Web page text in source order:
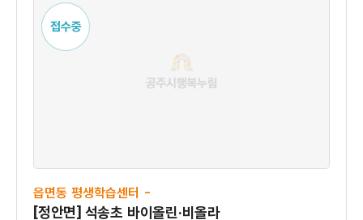
접수중
읍면동 평생학습센터 -
[정안면] 석송초 바이올린·비올라